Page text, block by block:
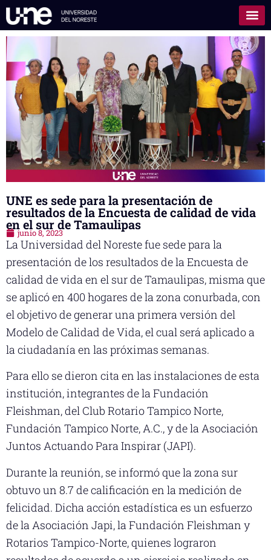
UNE es sede para la presentación de
resultados de la Encuesta de calidad de vida
en el sur de Tamaulipas
junio 8, 2023
La Universidad del Noreste fue sede para la
presentación de los resultados de la Encuesta de
calidad de vida en el sur de Tamaulipas, misma que
se aplicó en 400 hogares de la zona conurbada, con
el objetivo de generar una primera versión del
Modelo de Calidad de Vida, el cual será aplicado a
la ciudadanía en las próximas semanas.
Para ello se dieron cita en las instalaciones de esta
institución, integrantes de la Fundación
Fleishman, del Club Rotario Tampico Norte,
Fundación Tampico Norte, A.C., y de la Asociación
Juntos Actuando Para Inspirar (JAPI).
Durante la reunión, se informó que la zona sur
obtuvo un 8.7 de calificación en la medición de
felicidad. Dicha acción estadística es un esfuerzo
de la Asociación Japi, la Fundación Fleishman y
Rotarios Tampico-Norte, quienes lograron